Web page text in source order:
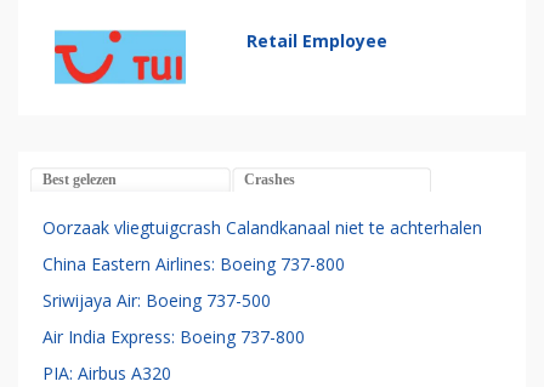
Retail Employee
Best gelezen Crashes
Oorzaak vliegtuigcrash Calandkanaal niet te achterhalen
China Eastern Airlines: Boeing 737-800
Sriwijaya Air: Boeing 737-500
Air India Express: Boeing 737-800
PIA: Airbus A320